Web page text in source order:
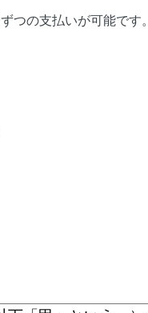
つの支払いが可能です。